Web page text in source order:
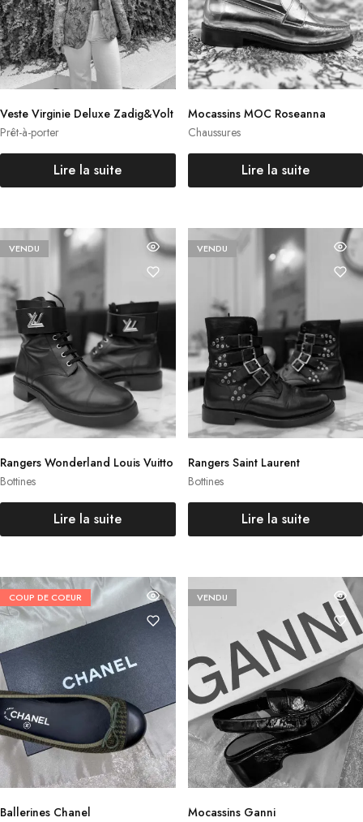
Prêt-à-porter
Veste Virginie Deluxe Zadig&Volt
aire
Lire la suite
Chaussures
Mocassins MOC Roseanna
Lire la suite
VENDU
Bottines
Rangers Wonderland Louis Vuitto
n
Lire la suite
VENDU
Bottines
Rangers Saint Laurent
Lire la suite
COUP DE COEUR
Ballerines Chanel
VENDU
Mocassins Ganni